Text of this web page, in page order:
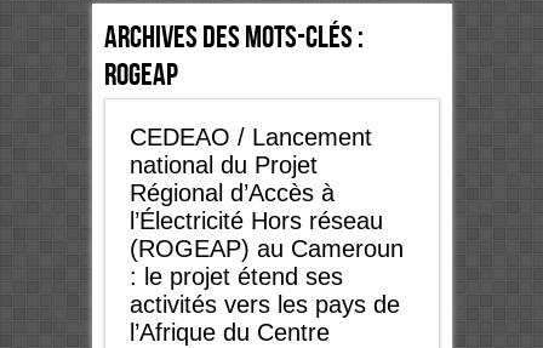
Archives des mots-clés :
ROGEAP
CEDEAO / Lancement
national du Projet
Régional d’Accès à
l’Électricité Hors réseau
(ROGEAP) au Cameroun
: le projet étend ses
activités vers les pays de
l’Afrique du Centre